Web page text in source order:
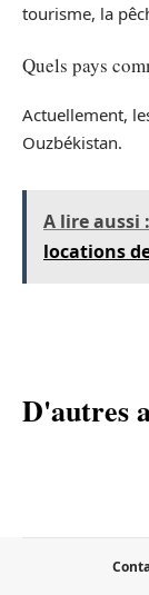
tourisme, la
Quels pays
Actuellement,
Ouzbékistan.
A lire aussi :
locations
D'autres